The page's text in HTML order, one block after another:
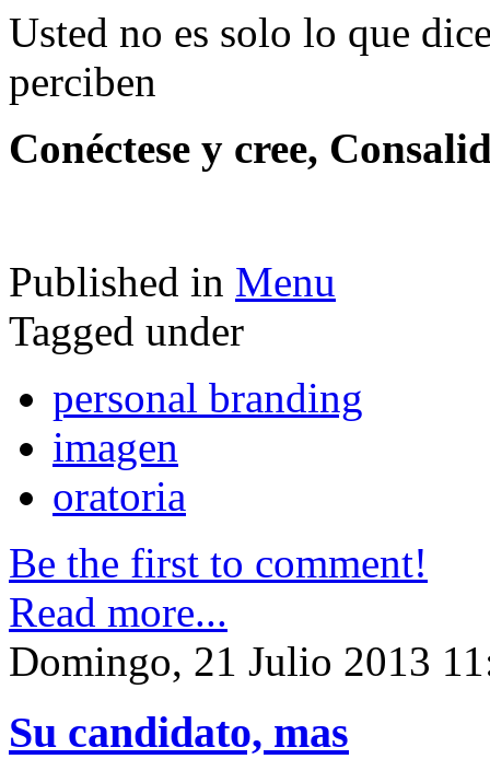
Usted no es solo lo que
perciben
Conéctese y cree,
Published in Menu
Tagged under
personal branding
imagen
oratoria
Be the first to comment!
Read more...
Domingo, 21 Julio 2013
Su candidato, mas